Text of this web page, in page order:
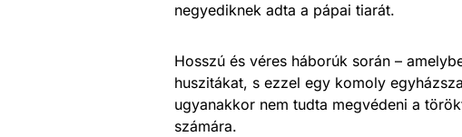
negyediknek adta a pápai tiarát.
Hosszú és véres háborúk során –
huszitákat, s ezzel egy komoly
ugyanakkor nem tudta megvédeni a
számára.